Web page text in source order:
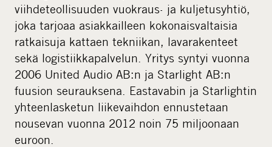
viihdeteollisuuden vuokraus- ja kuljetusyhtiö,
joka tarjoaa asiakkailleen kokonaisvaltaisia
ratkaisuja kattaen tekniikan, lavarakenteet
sekä logistiikkapalvelun. Yritys syntyi vuonna
2006 United Audio AB:n ja Starlight AB:n
fuusion seurauksena. Eastavabin ja Starlightin
yhteenlasketun liikevaihdon ennustetaan
nousevan vuonna 2012 noin 75 miljoonaan
euroon.